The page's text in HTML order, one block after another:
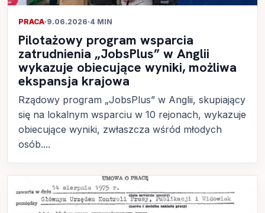
PRACA·9.06.2026·4 MIN
Pilotażowy program wsparcia
zatrudnienia „JobsPlus” w Anglii
wykazuje obiecujące wyniki, możliwa
ekspansja krajowa
Rządowy program „JobsPlus” w Anglii, skupiający
się na lokalnym wsparciu w 10 rejonach, wykazuje
obiecujące wyniki, zwłaszcza wśród młodych
osób....